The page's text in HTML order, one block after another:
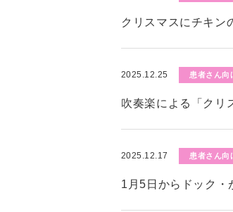
クリスマスにチキン
2025.12.25 患者さん向
吹奏楽による「クリ
2025.12.17 患者さん向
1月5日からドック・